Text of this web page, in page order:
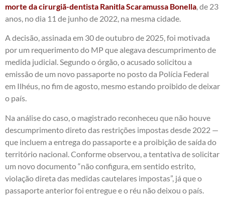
morte da cirurgiã-dentista Ranitla Scaramussa Bonella, de 23
anos, no dia 11 de junho de 2022, na mesma cidade.
A decisão, assinada em 30 de outubro de 2025, foi motivada
por um requerimento do MP que alegava descumprimento de
medida judicial. Segundo o órgão, o acusado solicitou a
emissão de um novo passaporte no posto da Polícia Federal
em Ilhéus, no fim de agosto, mesmo estando proibido de deixar
o país.
Na análise do caso, o magistrado reconheceu que não houve
descumprimento direto das restrições impostas desde 2022 —
que incluem a entrega do passaporte e a proibição de saída do
território nacional. Conforme observou, a tentativa de solicitar
um novo documento “não configura, em sentido estrito,
violação direta das medidas cautelares impostas”, já que o
passaporte anterior foi entregue e o réu não deixou o país.